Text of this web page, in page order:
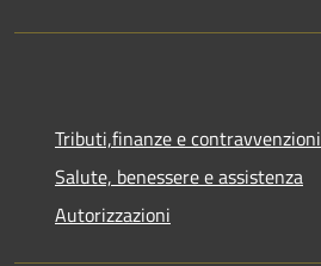
Tributi,finanze e contravvenzioni
Salute, benessere e assistenza
Autorizzazioni